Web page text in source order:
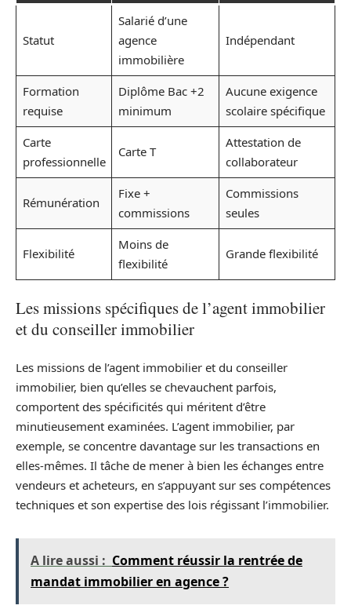
Statut
Salarié d’une
agence
immobilière
Indépendant
Formation
requise
Diplôme Bac +2
minimum
Aucune exigence
scolaire spécifique
Carte
professionnelle
Carte T
Attestation de
collaborateur
Rémunération
Fixe +
commissions
Commissions
seules
Flexibilité
Moins de
flexibilité
Grande flexibilité
Les missions spécifiques de l’agent immobilier
et du conseiller immobilier
Les missions de l’agent immobilier et du conseiller
immobilier, bien qu’elles se chevauchent parfois,
comportent des spécificités qui méritent d’être
minutieusement examinées. L’agent immobilier, par
exemple, se concentre davantage sur les transactions en
elles-mêmes. Il tâche de mener à bien les échanges entre
vendeurs et acheteurs, en s’appuyant sur ses compétences
techniques et son expertise des lois régissant l’immobilier.
A lire aussi : Comment réussir la rentrée de
mandat immobilier en agence ?